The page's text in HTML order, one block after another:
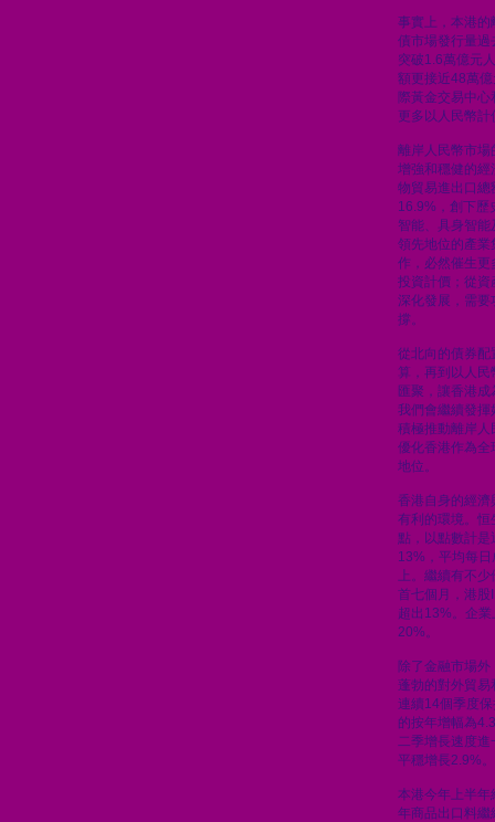
事實上，本港的
債市場發行量過
突破1.6萬億元
額更接近48萬
際黃金交易中
更多以人民幣計
離岸人民幣市場
增強和穩健的經
物貿易進出口
16.9%，創下歷
智能、具身智
領先地位的產業
作，必然催生更
投資計價；從資
深化發展，需要
撐。
從北向的債券配
算，再到以人民
匯聚，讓香港
我們會繼續發揮
積極推動離岸人
優化香港作為全
地位。
香港自身的經濟
有利的環境。
點，以點數計
13%，平均每
上。繼續有不
首七個月，港股
超出13%。企
20%。
除了金融市場
蓬勃的對外貿易
連續14個季度
的按年增幅為
二季增長速度
平穩增長2.9%。
本港今年上半
年商品出口料繼